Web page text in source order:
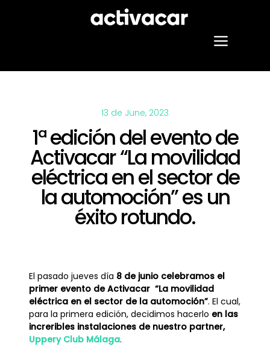
Toggle
Projects
About us
Blog
Contact
13 de June, 2023
1ª edición del evento de
Activacar “La movilidad
eléctrica en el sector de
la automoción” es un
éxito rotundo.
El pasado jueves día 8 de junio celebramos el
primer evento de Activacar “La movilidad
eléctrica en el sector de la automoción”. El cual,
para la primera edición, decidimos hacerlo en las
increribles instalaciones de nuestro partner,
Uppery Club Málaga.